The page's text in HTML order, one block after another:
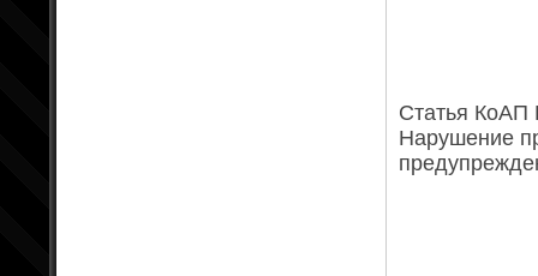
Статья КоАП
Нарушение